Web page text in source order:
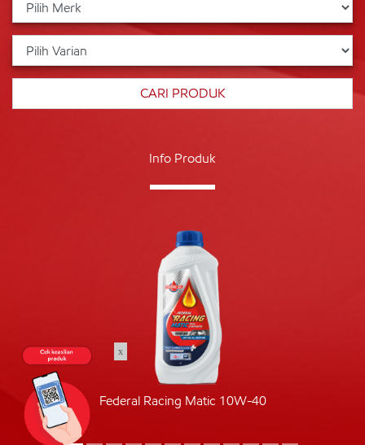
Info Produk
Federal Racing Matic 10W-40
x